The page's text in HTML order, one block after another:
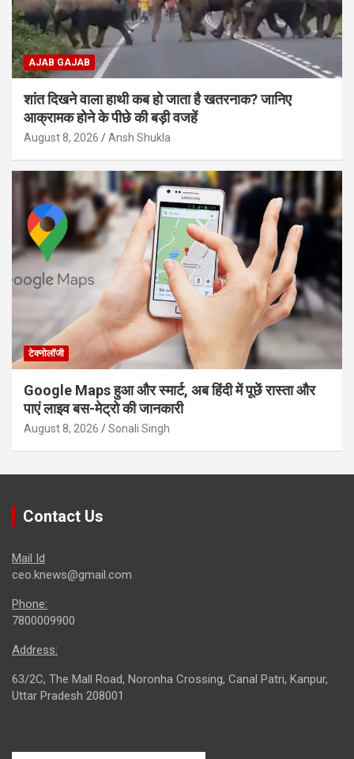
AJAB GAJAB
शांत दिखने वाला हाथी कब हो जाता है खतरनाक? जानिए
आक्रामक होने के पीछे की बड़ी वजहें
August 8, 2026 Ansh Shukla
टेक्नोलॉजी
Google Maps हुआ और स्मार्ट, अब हिंदी में पूछें रास्ता और
पाएं लाइव बस-मेट्रो की जानकारी
August 8, 2026 Sonali Singh
Contact Us
Mail Id
ceo.knews@gmail.com
Phone:
7800009900
Address:
63/2C, The Mall Road, Noronha Crossing, Canal Patri, Kanpur,
Uttar Pradesh 208001